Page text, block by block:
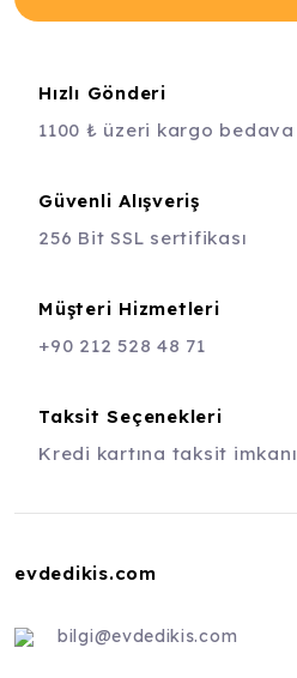
Hızlı Gönderi
1100 ₺ üzeri kargo bedava
Güvenli Alışveriş
256 Bit SSL sertifikası
Müşteri Hizmetleri
+90 212 528 48 71
Taksit Seçenekleri
Kredi kartına taksit imkanı
evdedikis.com
bilgi@evdedikis.com